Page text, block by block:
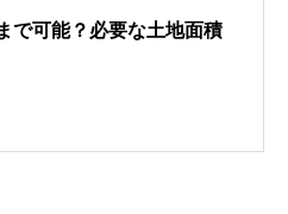
で可能？必要な土地面積